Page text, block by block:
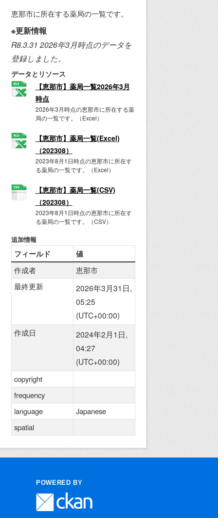
恵那市に所在する薬局の一覧です。
※更新情報
R8.3.31 2026年3月時点のデータを
登録しました。
データとリソース
【恵那市】薬局一覧2026年3月
時点
2026年3月時点の恵那市に所在する薬
局の一覧です。（Excel）
【恵那市】薬局一覧(Excel)
（202308）
2023年8月1日時点の恵那市に所在す
る薬局の一覧です。（Excel）
【恵那市】薬局一覧(CSV)
（202308）
2023年8月1日時点の恵那市に所在す
る薬局の一覧です。（CSV）
追加情報
フィールド 値
作成者
恵那市
最終更新
2026年3月31日,
05:25
(UTC+00:00)
作成日
2024年2月1日,
04:27
(UTC+00:00)
copyright
frequency
language
Japanese
spatial
POWERED BY